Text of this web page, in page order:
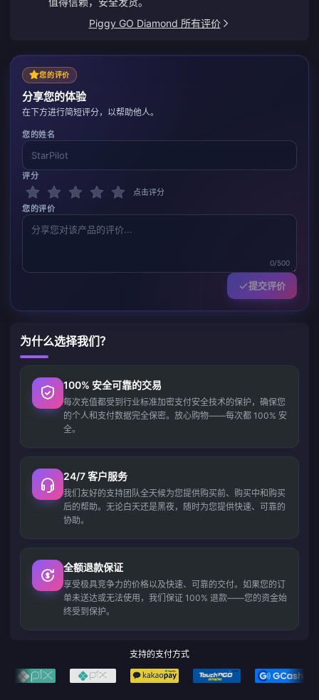
Piggy GO Diamond 所有评价
您的评价
分享您的体验
在下方进行简短评分，以帮助他人。
您的姓名
评分
点击评分
您的评价
0/500
提交评价
为什么选择我们？
100% 安全可靠的交易
每次充值都受到行业标准加密支付安全技术的保护，确保您
的个人和支付数据完全保密。放心购物——每次都 100% 安
全。
24/7 客户服务
我们友好的支持团队全天候为您提供购买前、购买中和购买
后的帮助。无论白天还是黑夜，随时为您提供快速、可靠的
协助。
全额退款保证
享受极具竞争力的价格以及快速、可靠的交付。如果您的订
单未送达或无法使用，我们保证 100% 退款——您的资金始
终受到保护。
支持的支付方式